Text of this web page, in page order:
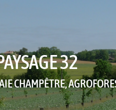
32
CHAMPÊTRE,